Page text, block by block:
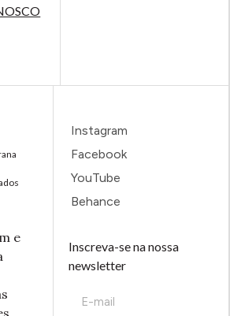
e
Instagram
Facebook
YouTube
Behance
Inscreva-se na nossa
newsletter